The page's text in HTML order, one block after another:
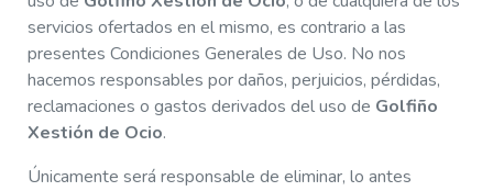
servicios ofertados en el mismo, es contrario a las
presentes Condiciones Generales de Uso. No nos
hacemos responsables por daños, perjuicios, pérdidas,
reclamaciones o gastos derivados del uso de Golfiño
Xestión de Ocio.
Únicamente será responsable de eliminar, lo antes